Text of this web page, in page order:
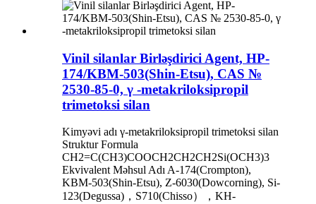
Vinil silanlar Birləşdirici Agent, HP-
174/KBM-503(Shin-Etsu), CAS №
2530-85-0, γ -metakriloksipropil
trimetoksi silan
Kimyəvi adı γ-metakriloksipropil trimetoksi silan
Struktur Formula
CH2=C(CH3)COOCH2CH2CH2Si(OCH3)3
Ekvivalent Məhsul Adı A-174(Crompton),
KBM-503(Shin-Etsu), Z-6030(Dowcorning), Si-
123(Degussa)，S710(Chisso），KH-